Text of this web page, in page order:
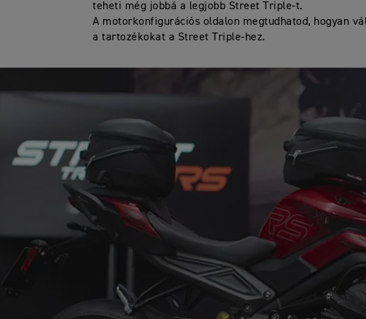
teheti még jobbá a legjobb Street Triple-t.
A motorkonfigurációs oldalon megtudhatod, hogyan
a tartozékokat a Street Triple-hez.